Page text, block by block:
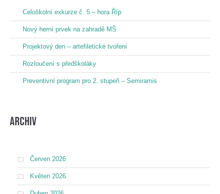
Celoškolní exkurze č. 5 – hora Říp
Nový herní prvek na zahradě MŠ
Projektový den – artefiletické tvoření
Rozloučení s předškoláky
Preventivní program pro 2. stupeň – Semiramis
Archiv
Červen 2026
Květen 2026